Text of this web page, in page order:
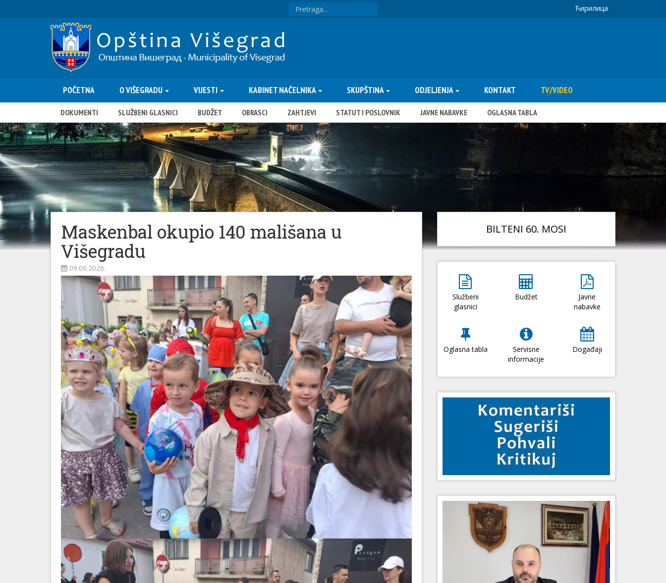
Ћирилица
POČETNA O VIŠEGRADU VIJESTI KABINET NAČELNIKA SKUPŠTINA ODJELJENJA KONTAKT TV/VIDEO
DOKUMENTI SLUŽBENI GLASNICI BUDŽET OBRASCI ZAHTJEVI STATUT I POSLOVNIK JAVNE NABAVKE OGLASNA TABLA
Maskenbal okupio 140 mališana u
Višegradu
09.06.2026.
BILTENI 60. MOSI
Službeni
glasnici
Budžet
Javne
nabavke
Oglasna tabla
Servisne
informacije
Događaji